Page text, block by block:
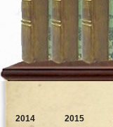
2014
2015